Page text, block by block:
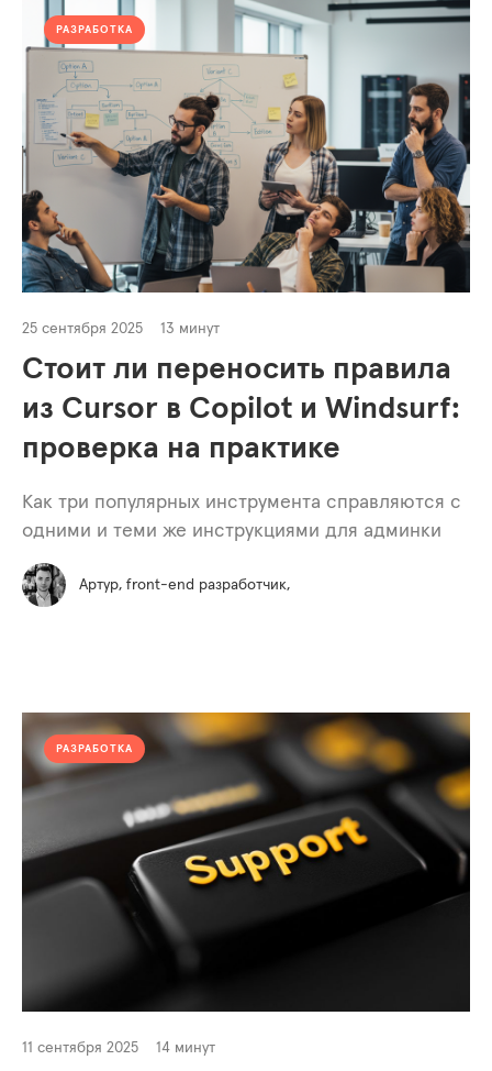
РАЗРАБОТКА
25 сентября 2025 13 минут
Стоит ли переносить правила
из Cursor в Copilot и Windsurf:
проверка на практике
Как три популярных инструмента справляются с
одними и теми же инструкциями для админки
Артур, front-end разработчик,
РАЗРАБОТКА
11 сентября 2025 14 минут